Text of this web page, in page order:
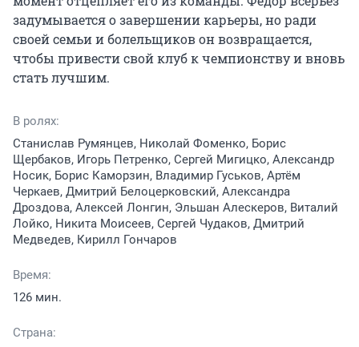
задумывается о завершении карьеры, но ради
своей семьи и болельщиков он возвращается,
чтобы привести свой клуб к чемпионству и вновь
стать лучшим.
В ролях:
Станислав Румянцев, Николай Фоменко, Борис
Щербаков, Игорь Петренко, Сергей Мигицко, Александр
Носик, Борис Каморзин, Владимир Гуськов, Артём
Черкаев, Дмитрий Белоцерковский, Александра
Дроздова, Алексей Лонгин, Эльшан Алескеров, Виталий
Лойко, Никита Моисеев, Сергей Чудаков, Дмитрий
Медведев, Кирилл Гончаров
Время:
126 мин.
Страна: